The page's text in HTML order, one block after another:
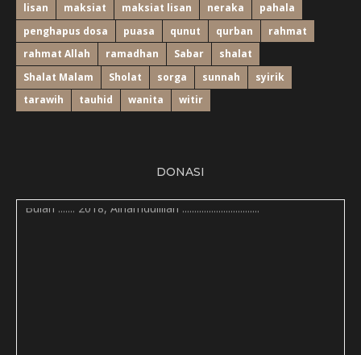
lisan
maksiat maksiat lisan neraka
pahala
penghapus dosa
puasa qunut qurban
rahmat
rahmat Allah
ramadhan Sabar
shalat
Shalat Malam
Sholat sorga sunnah
syirik
tarawih
tauhid wanita witir
DONASI
Bulan ....... 2018, Alhamdulillah ...............................: